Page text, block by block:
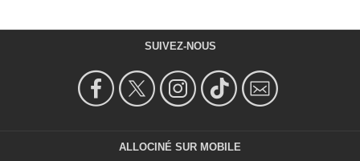
SUIVEZ-NOUS
ALLOCINÉ SUR MOBILE